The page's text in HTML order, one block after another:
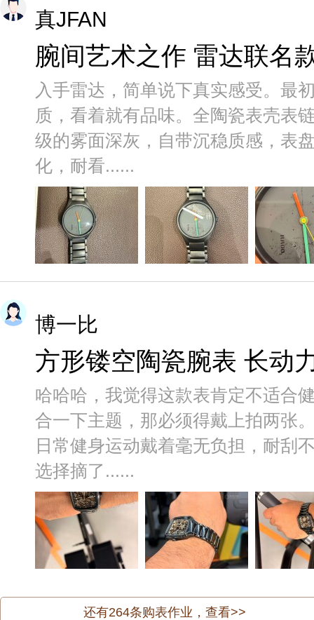
真JFAN
腕间艺术之作 雷达联名
入手雷达，简单说下真实感受。最
质，看着就有品味。全陶瓷表壳表
级的雾面深灰，自带沉稳质感，表
化，耐看......
博一比
方形镂空陶瓷腕表 长动
哈哈哈，我觉得这款表肯定不适合
合一下主题，那必须得戴上拍两张
日常健身运动戴着毫无负担，耐刮
选择摘了......
还有264条购表作业，查看>>